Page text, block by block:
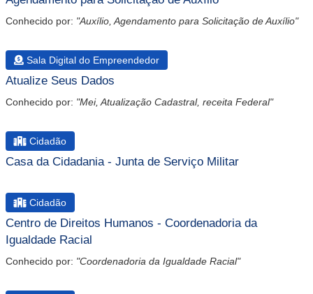
Conhecido por: "Auxílio, Agendamento para Solicitação de Auxílio"
Sala Digital do Empreendedor
Atualize Seus Dados
Conhecido por: "Mei, Atualização Cadastral, receita Federal"
Cidadão
Casa da Cidadania - Junta de Serviço Militar
Cidadão
Centro de Direitos Humanos - Coordenadoria da
Igualdade Racial
Conhecido por: "Coordenadoria da Igualdade Racial"